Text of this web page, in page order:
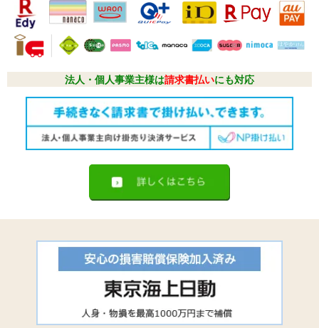
法人・個人事業主様は請求書払いにも対応